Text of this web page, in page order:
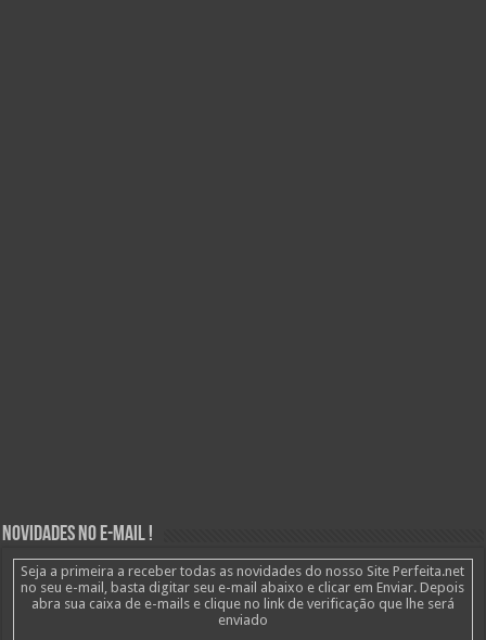
Novidades no E-mail !
Seja a primeira a receber todas as novidades do nosso Site Perfeita.net
no seu e-mail, basta digitar seu e-mail abaixo e clicar em Enviar. Depois
abra sua caixa de e-mails e clique no link de verificação que lhe será
enviado